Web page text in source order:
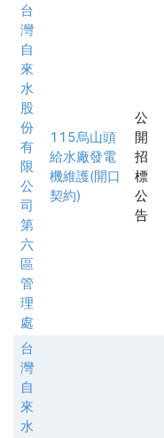
台
灣
自
來
水
股
份
有
限
公
司
第
六
區
管
理
處
115烏山頭
給水廠發電
機維護(開口
契約)
公
開
招
標
公
告
台
灣
自
來
水